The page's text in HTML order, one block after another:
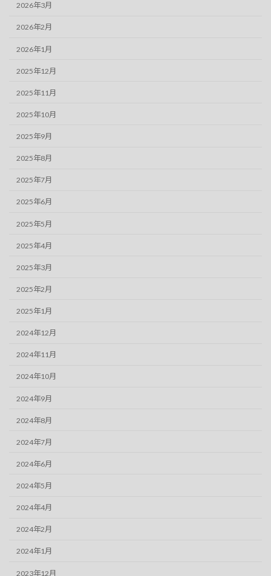
2026年3月
2026年2月
2026年1月
2025年12月
2025年11月
2025年10月
2025年9月
2025年8月
2025年7月
2025年6月
2025年5月
2025年4月
2025年3月
2025年2月
2025年1月
2024年12月
2024年11月
2024年10月
2024年9月
2024年8月
2024年7月
2024年6月
2024年5月
2024年4月
2024年2月
2024年1月
2023年12月